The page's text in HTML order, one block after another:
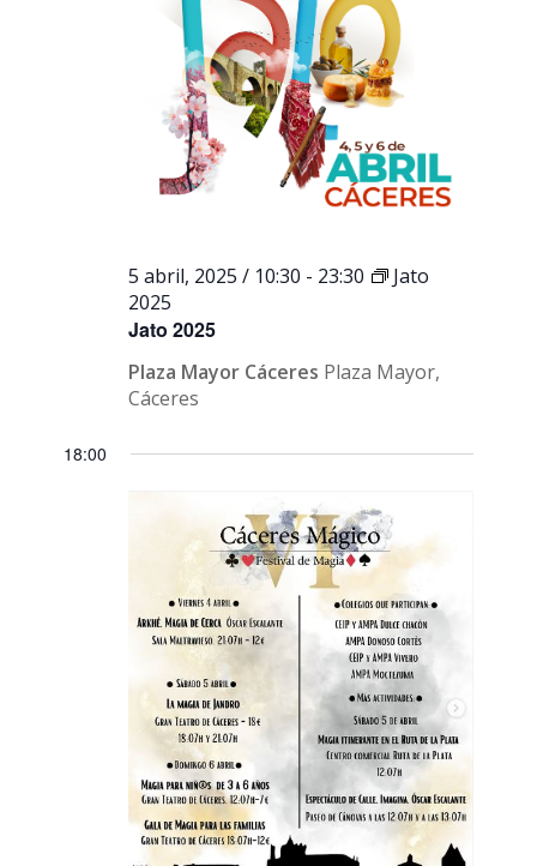
Jato 2025
5 abril, 2025 / 10:30 - 23:30
Jato
2025
Plaza Mayor Cáceres Plaza Mayor,
Cáceres
18:00